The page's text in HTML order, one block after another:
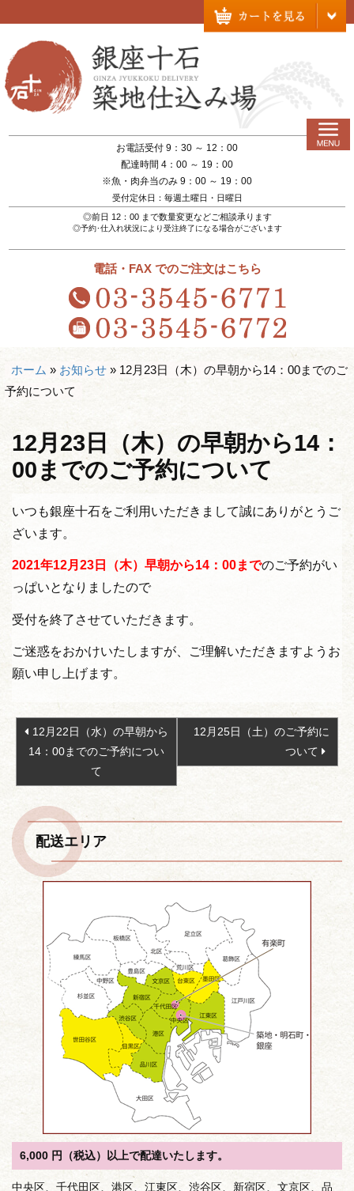
お電話受付 9：30 ～ 12：00
配達時間 4：00 ～ 19：00
※魚・肉弁当のみ 9：00 ～ 19：00
受付定休日：毎週土曜日・日曜日
◎前日 12：00 まで数量変更などご相談承ります
◎予約･仕入れ状況により受注終了になる場合がございます
電話・FAX でのご注文はこちら
ホーム » お知らせ » 12月23日（木）の早朝から14：00までのご
予約について
12月23日（木）の早朝から14：
00までのご予約について
いつも銀座十石をご利用いただきまして誠にありがとうご
ざいます。
2021年12月23日（木）早朝から14：00までのご予約がい
っぱいとなりましたので
受付を終了させていただきます。
ご迷惑をおかけいたしますが、ご理解いただきますようお
願い申し上げます。
投
稿
ビ
ゲ
ー
シ
ョ
12月22日（水）の早朝から
14：00までのご予約につい
て
12月25日（土）のご予約に
ついて
配送エリア
6,000 円（税込）以上で配達いたします。
中央区、千代田区、港区、江東区、渋谷区、新宿区、文京区、品